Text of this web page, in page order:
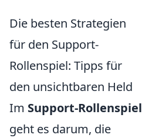
Die besten Strategien
für den Support-
Rollenspiel: Tipps für
den unsichtbaren Held
Im Support-Rollenspiel
geht es darum, die